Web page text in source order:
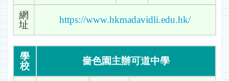
網
址
https://www.hkmadavidli.edu.hk/
學
校
嗇色園主辦可道中學